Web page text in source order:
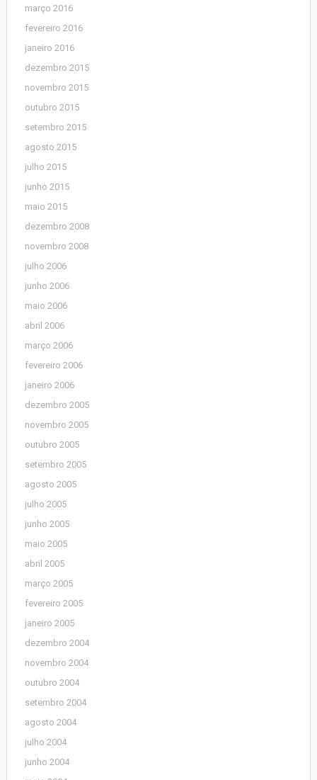
março 2016
fevereiro 2016
janeiro 2016
dezembro 2015
novembro 2015
outubro 2015
setembro 2015
agosto 2015
julho 2015
junho 2015
maio 2015
dezembro 2008
novembro 2008
julho 2006
junho 2006
maio 2006
abril 2006
março 2006
fevereiro 2006
janeiro 2006
dezembro 2005
novembro 2005
outubro 2005
setembro 2005
agosto 2005
julho 2005
junho 2005
maio 2005
abril 2005
março 2005
fevereiro 2005
janeiro 2005
dezembro 2004
novembro 2004
outubro 2004
setembro 2004
agosto 2004
julho 2004
junho 2004